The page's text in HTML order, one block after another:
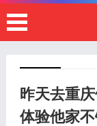
昨天去重
体验他家